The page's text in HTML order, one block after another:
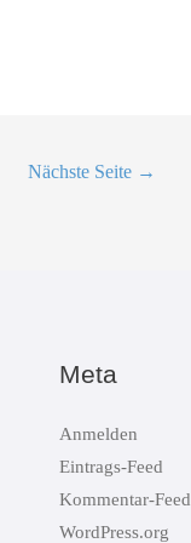
Nächste Seite →
Meta
Anmelden
Eintrags-Feed
Kommentar-Feed
WordPress.org